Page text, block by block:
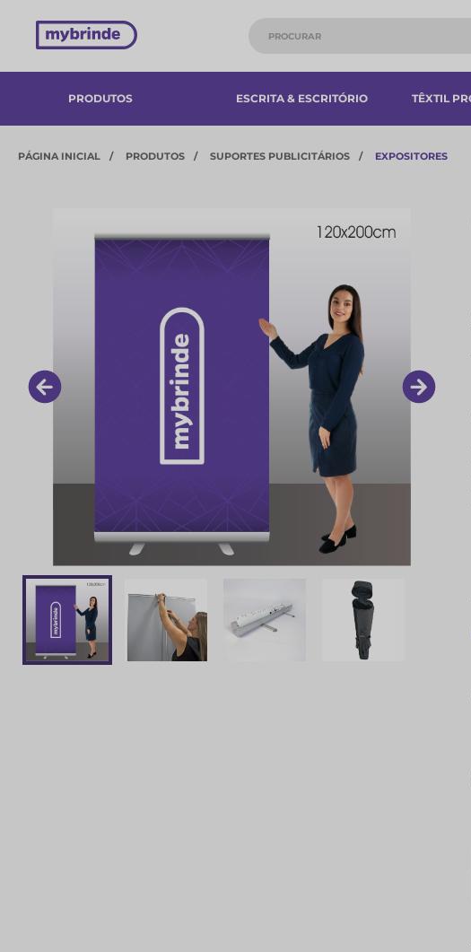
PRODUTOS ESCRITA & ESCRITÓRIO TÊXTIL
PÁGINA INICIAL PRODUTOS SUPORTES PUBLICITÁRIOS EXPOSITORES